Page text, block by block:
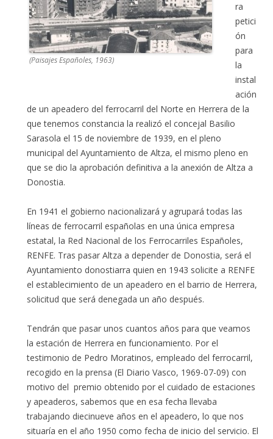
(Paisajes Españoles, 1963)
ra
petici
ón
para
la
instal
ación
de un apeadero del ferrocarril del Norte en Herrera de la
que tenemos constancia la realizó el concejal Basilio
Sarasola el 15 de noviembre de 1939, en el pleno
municipal del Ayuntamiento de Altza, el mismo pleno en
que se dio la aprobación definitiva a la anexión de Altza a
Donostia.
En 1941 el gobierno nacionalizará y agrupará todas las
líneas de ferrocarril españolas en una única empresa
estatal, la Red Nacional de los Ferrocarriles Españoles,
RENFE. Tras pasar Altza a depender de Donostia, será el
Ayuntamiento donostiarra quien en 1943 solicite a RENFE
el establecimiento de un apeadero en el barrio de Herrera,
solicitud que será denegada un año después.
Tendrán que pasar unos cuantos años para que veamos
la estación de Herrera en funcionamiento. Por el
testimonio de Pedro Moratinos, empleado del ferrocarril,
recogido en la prensa (El Diario Vasco, 1969-07-09) con
motivo del premio obtenido por el cuidado de estaciones
y apeaderos, sabemos que en esa fecha llevaba
trabajando diecinueve años en el apeadero, lo que nos
situaría en el año 1950 como fecha de inicio del servicio. El